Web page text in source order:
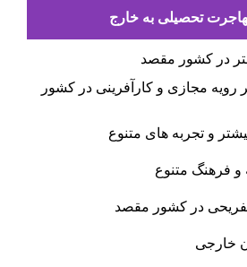
تحصیلی به خارج
در کشور مقصد
مجازی و کارآفرینی در کشور
و تجربه های متنوع
فرهنگ متنوع
در کشور مقصد
خارجی